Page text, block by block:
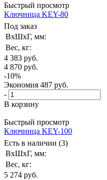
Быстрый просмотр
Ключница KEY-80
Под заказ
ВxШxГ, мм:
Вес, кг:
4 383 руб.
4 870 руб.
-10%
Экономия 487 руб.
-
В корзину
Быстрый просмотр
Ключница KEY-100
Есть в наличии (3)
ВxШxГ, мм:
Вес, кг:
5 274 руб.